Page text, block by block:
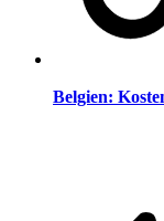
Belgien: